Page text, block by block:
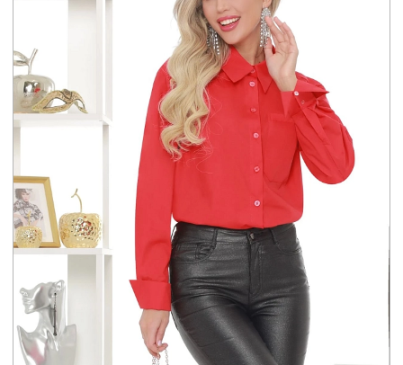
PREMIUM
АКЦИИ
КОНТАКТЫ
ЖУРНАЛ
О НАС
СКИДКИ